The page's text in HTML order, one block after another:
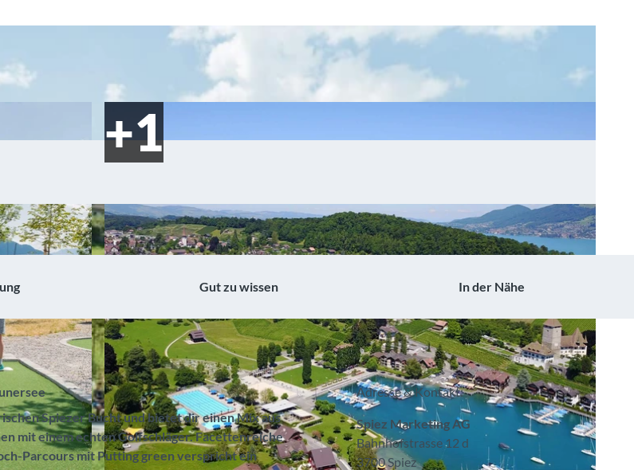
Gut zu wissen In der Nähe
Spiezer Bucht und bietet dir einen Mix aus
mit einem echten Golfschläger. Facettenreiche
Parcours mit Putting green verspricht ein
Adresse & Kontakt:
Spiez Marketing AG
Bahnhofstrasse 12 d
3700Spiez